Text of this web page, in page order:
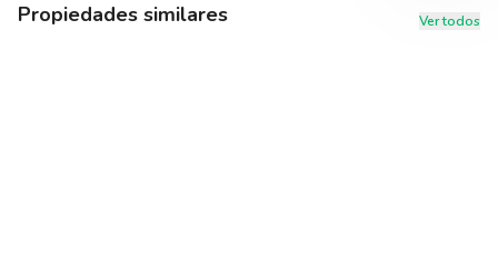
Propiedades similares Ver todos